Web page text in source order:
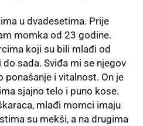
u dvadesetima. Prije
momka od 23 godine.
koji su bili mlađi od
sada. Sviđa mi se njegov
ponašanje i vitalnost. On je
sjajno telo i puno kose.
mlađi momci imaju
su mekši, a na drugima